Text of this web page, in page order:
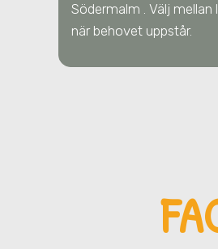
Södermalm . Välj
när behovet uppstår.